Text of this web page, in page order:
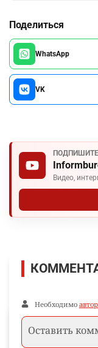
Поделиться
WhatsApp
VK
Видео,
Необходимо